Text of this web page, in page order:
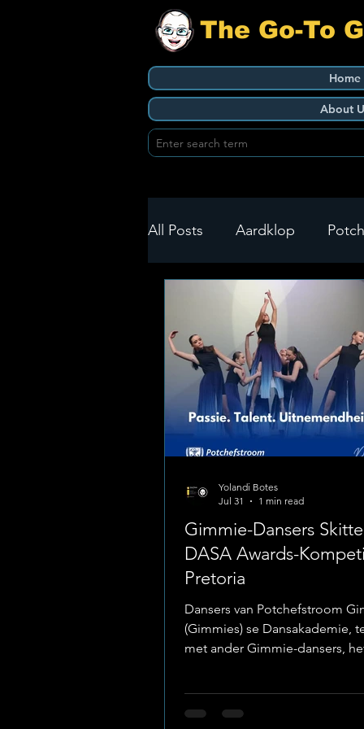
The Go-To
Home
About
All Posts Aardklop
Klerksdorp
Build It Green Health
Gimmie-Dansers
DASA Awards-
Pretoria
Dansers van Potchefstroom
(Gimmies) se Dansakademie,
met ander Gimmie-dansers,
danskompetisie in Pretoria.
Yolandi Botes
Jul 31
1 min read